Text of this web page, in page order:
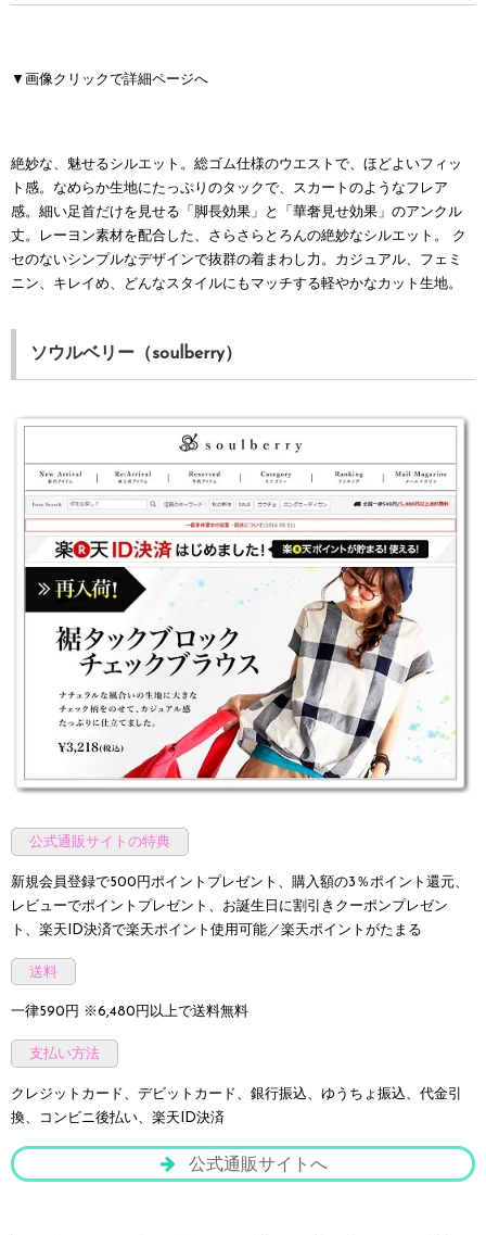
▼画像クリックで詳細ページへ
絶妙な、魅せるシルエット。総ゴム仕様のウエストで、ほどよいフィッ
ト感。なめらか生地にたっぷりのタックで、スカートのようなフレア
感。細い足首だけを見せる「脚長効果」と「華奢見せ効果」のアンクル
丈。レーヨン素材を配合した、さらさらとろんの絶妙なシルエット。
ク
セのないシンプルなデザインで抜群の着まわし力。カジュアル、フェミ
ニン、キレイめ、どんなスタイルにもマッチする軽やかなカット生地。
ソウルベリー（soulberry）
公式通販サイトの特典
新規会員登録で500円ポイントプレゼント、購入額の3％ポイント還元、
レビューでポイントプレゼント、お誕生日に割引きクーポンプレゼン
ト、楽天ID決済で楽天ポイント使用可能／楽天ポイントがたまる
送料
一律590円 ※6,480円以上で送料無料
支払い方法
クレジットカード、デビットカード、銀行振込、ゆうちょ振込、代金引
換、コンビニ後払い、楽天ID決済
公式通販サイトへ